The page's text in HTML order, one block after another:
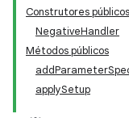
Construtores públicos
NegativeHandler
Métodos públicos
applySetup